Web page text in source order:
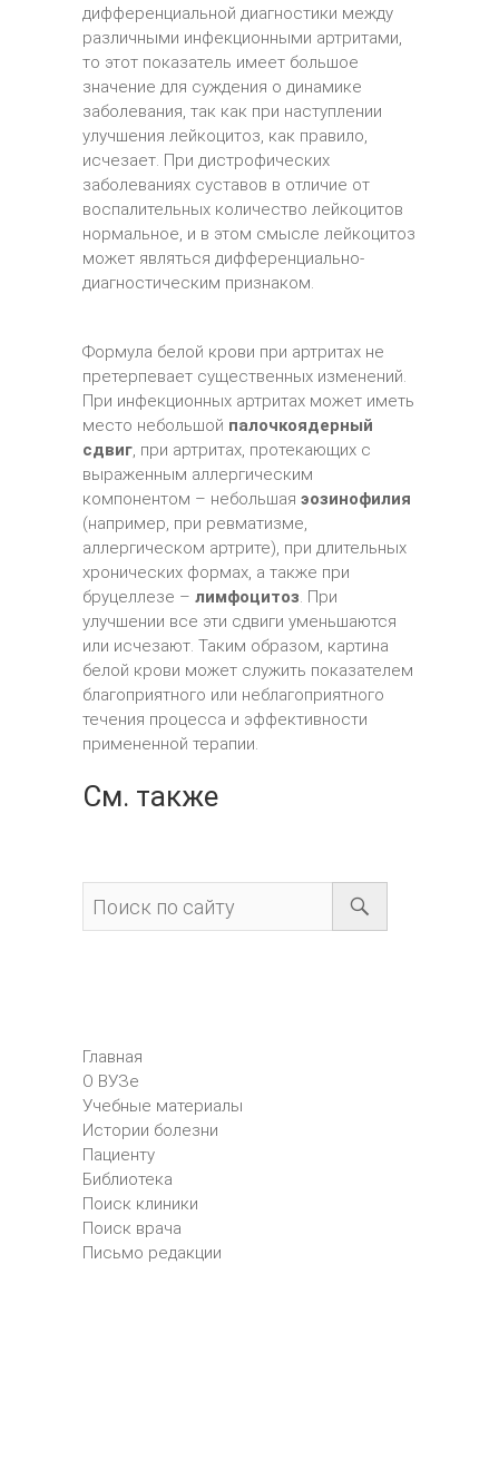
дифференциальной диагностики между
различными инфекционными артритами,
то этот показатель имеет большое
значение для суждения о динамике
заболевания, так как при наступлении
улучшения лейкоцитоз, как правило,
исчезает. При дистрофических
заболеваниях суставов в отличие от
воспалительных количество лейкоцитов
нормальное, и в этом смысле лейкоцитоз
может являться дифференциально-
диагностическим признаком.
Формула белой крови при артритах не
претерпевает существенных изменений.
При инфекционных артритах может иметь
место небольшой палочкоядерный
сдвиг, при артритах, протекающих с
выраженным аллергическим
компонентом – небольшая эозинофилия
(например, при ревматизме,
аллергическом артрите), при длительных
хронических формах, а также при
бруцеллезе – лимфоцитоз. При
улучшении все эти сдвиги уменьшаются
или исчезают. Таким образом, картина
белой крови может служить показателем
благоприятного или неблагоприятного
течения процесса и эффективности
примененной терапии.
См. также
Главная
О ВУЗе
Учебные материалы
Истории болезни
Пациенту
Библиотека
Поиск клиники
Поиск врача
Письмо редакции